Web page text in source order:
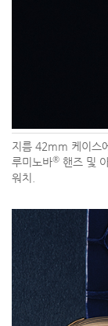
지름 42mm 케이스
루미노바® 핸즈 및
워치.